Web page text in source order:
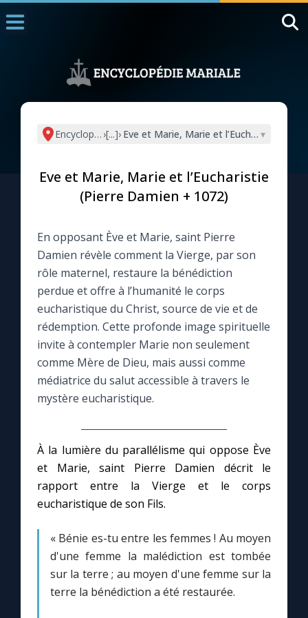
L'actualité de la semaine
La newsletter
La vidéo de la semaine
Le compte Tiktok
Le magazine
Questions-réponses
Prier au quotidien
Avec Thérèse de Lisieux
L'Évangile chaque jour
Encyclopédie mariale
›[...]› Eve et Marie, Marie et l’Eucharistie
▾
Eve et Marie, Marie et l’Eucharistie
(Pierre Damien + 1072)
En opposant Ève et Marie, saint Pierre
Damien révèle comment la Vierge, par son
rôle maternel, restaure la bénédiction
perdue et offre à l’humanité le corps
eucharistique du Christ, source de vie et de
rédemption. Cette profonde image spirituelle
invite à contempler Marie non seulement
comme Mère de Dieu, mais aussi comme
médiatrice du salut accessible à travers le
mystère eucharistique.
À la lumière du parallélisme qui oppose Ève
et Marie, saint Pierre Damien décrit le
rapport entre la Vierge et le corps
eucharistique de son Fils.
« Bénie es-tu entre les femmes ! Au moyen
d'une femme la malédiction est tombée
sur la terre ; au moyen d'une femme sur la
terre la bénédiction a été restaurée.